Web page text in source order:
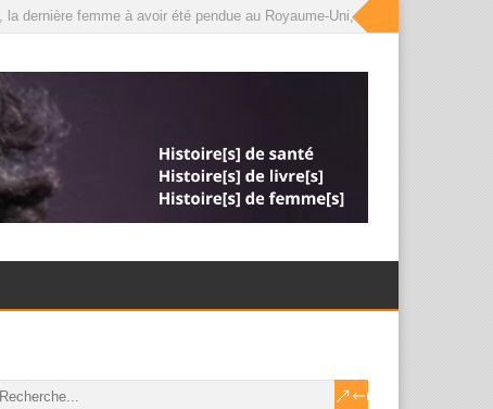
dernière femme à avoir été pendue au Royaume-Uni, que le roi a désormais